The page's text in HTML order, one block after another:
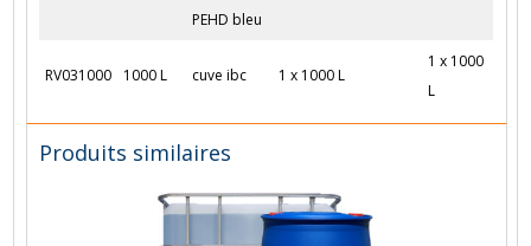
PEHD bleu
RV031000 1000 L cuve ibc 1 x 1000 L
1 x 1000
L
Produits similaires